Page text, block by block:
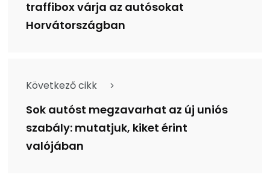
traffibox várja az autósokat
Horvátországban
Következő cikk
Sok autóst megzavarhat az új uniós
szabály: mutatjuk, kiket érint
valójában